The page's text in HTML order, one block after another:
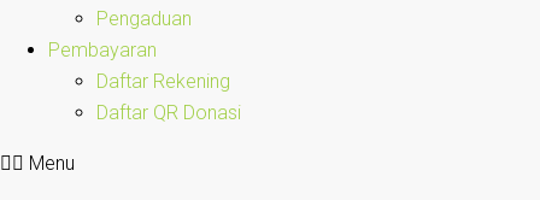
Pengaduan
Pembayaran
Daftar Rekening
Daftar QR Donasi
Menu